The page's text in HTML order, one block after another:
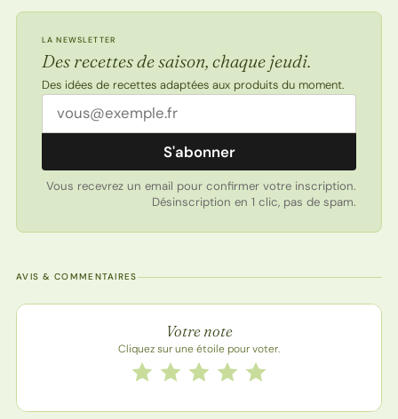
LA NEWSLETTER
Des recettes de saison, chaque jeudi.
Des idées de recettes adaptées aux produits du moment.
Adresse email
S'abonner
Vous recevrez un email pour confirmer votre inscription.
Désinscription en 1 clic, pas de spam.
AVIS & COMMENTAIRES
Note de la recette
Votre note
Cliquez sur une étoile pour voter.
Notez cette recette de 1 à 5 étoiles
5 étoiles
4 étoiles
3 étoiles
2 étoiles
1 étoile